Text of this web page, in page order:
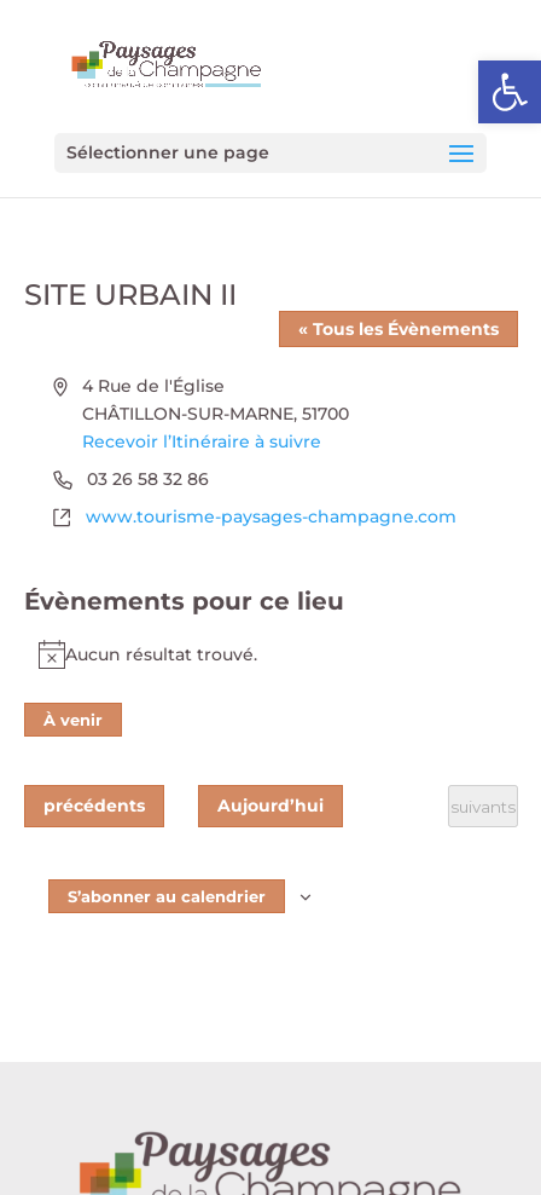
Ouvrir
Sélectionner une page
SITE URBAIN II
« Tous les Évènements
Adresse
4 Rue de l'Église
CHÂTILLON-SUR-MARNE, 51700
Recevoir l’Itinéraire à suivre
Téléphone
03 26 58 32 86
Site www.tourisme-paysages-champagne.com
Évènements pour ce lieu
Notice
Aucun résultat trouvé.
À venir
date.
Évènements
précédents Aujourd’hui suivants
S’abonner au calendrier